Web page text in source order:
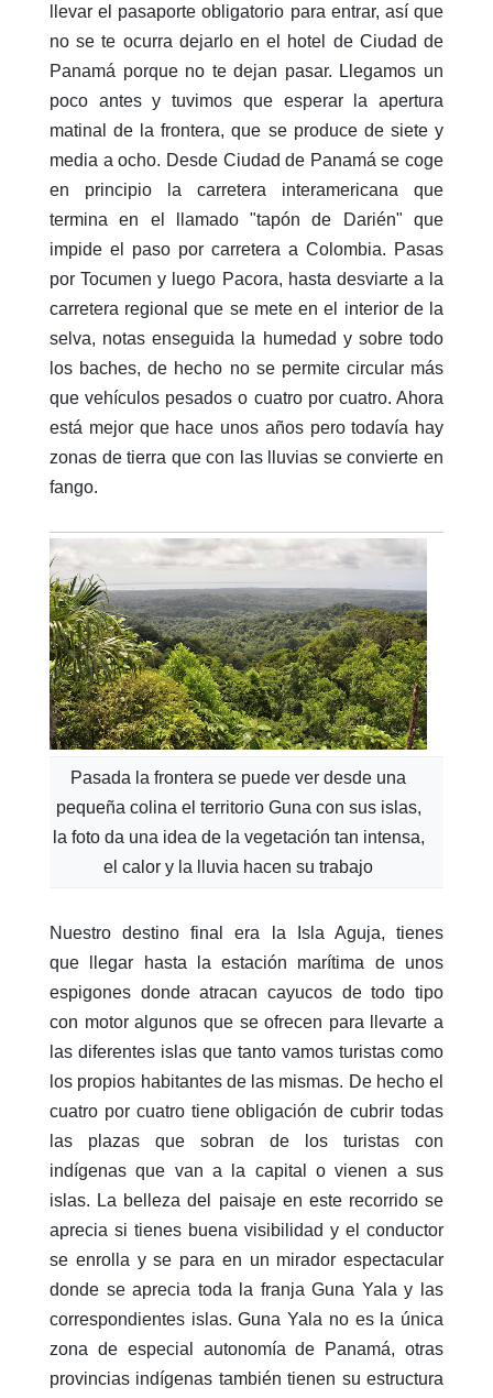
llevar el pasaporte obligatorio para entrar, así que
no se te ocurra dejarlo en el hotel de Ciudad de
Panamá porque no te dejan pasar. Llegamos un
poco antes y tuvimos que esperar la apertura
matinal de la frontera, que se produce de siete y
media a ocho. Desde Ciudad de Panamá se coge
en principio la carretera interamericana que
termina en el llamado "tapón de Darién" que
impide el paso por carretera a Colombia. Pasas
por Tocumen y luego Pacora, hasta desviarte a la
carretera regional que se mete en el interior de la
selva, notas enseguida la humedad y sobre todo
los baches, de hecho no se permite circular más
que vehículos pesados o cuatro por cuatro. Ahora
está mejor que hace unos años pero todavía hay
zonas de tierra que con las lluvias se convierte en
fango.
Pasada la frontera se puede ver desde una
pequeña colina el territorio Guna con sus islas,
la foto da una idea de la vegetación tan intensa,
el calor y la lluvia hacen su trabajo
Nuestro destino final era la Isla Aguja, tienes
que llegar hasta la estación marítima de unos
espigones donde atracan cayucos de todo tipo
con motor algunos que se ofrecen para llevarte a
las diferentes islas que tanto vamos turistas como
los propios habitantes de las mismas. De hecho el
cuatro por cuatro tiene obligación de cubrir todas
las plazas que sobran de los turistas con
indígenas que van a la capital o vienen a sus
islas. La belleza del paisaje en este recorrido se
aprecia si tienes buena visibilidad y el conductor
se enrolla y se para en un mirador espectacular
donde se aprecia toda la franja Guna Yala y las
correspondientes islas. Guna Yala no es la única
zona de especial autonomía de Panamá, otras
provincias indígenas también tienen su estructura